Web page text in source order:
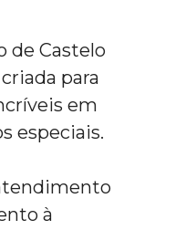
de Castelo
para
em
especiais.
à